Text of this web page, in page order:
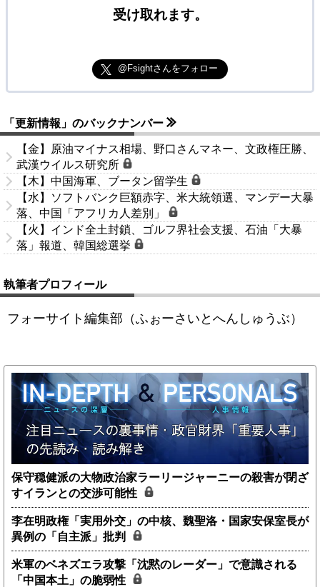
受け取れます。
@Fsightさんをフォロー
「更新情報」のバックナンバー
【金】原油マイナス相場、野口さんマネー、文政権圧勝、
武漢ウイルス研究所
【木】中国海軍、ブータン留学生
【水】ソフトバンク巨額赤字、米大統領選、マンデー大暴
落、中国「アフリカ人差別」
【火】インド全土封鎖、ゴルフ界社会支援、石油「大暴
落」報道、韓国総選挙
執筆者プロフィール
フォーサイト編集部（ふぉーさいとへんしゅうぶ）
保守穏健派の大物政治家ラーリージャーニーの殺害が閉ざ
すイランとの交渉可能性
李在明政権「実用外交」の中核、魏聖洛・国家安保室長が
異例の「自主派」批判
米軍のベネズエラ攻撃「沈黙のレーダー」で意識される
「中国本土」の脆弱性